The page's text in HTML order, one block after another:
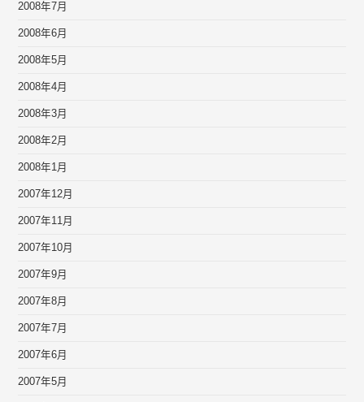
2008年7月
2008年6月
2008年5月
2008年4月
2008年3月
2008年2月
2008年1月
2007年12月
2007年11月
2007年10月
2007年9月
2007年8月
2007年7月
2007年6月
2007年5月